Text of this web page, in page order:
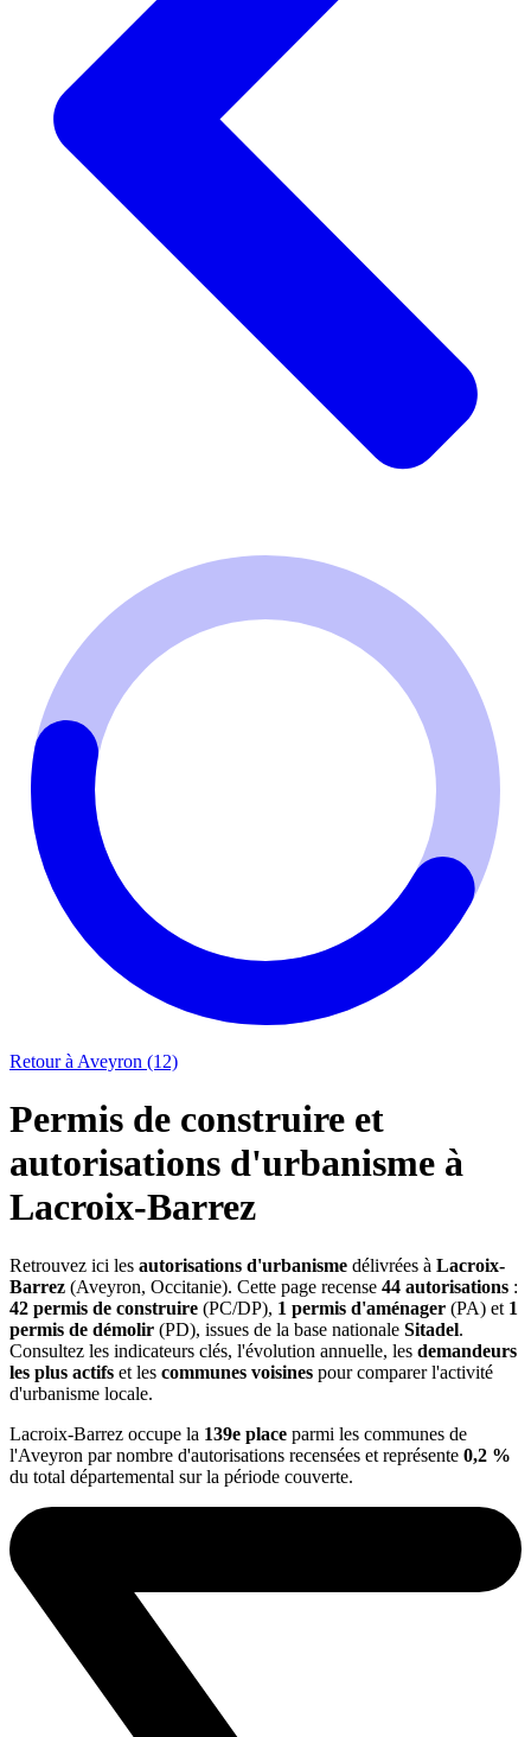
Retour à Aveyron (12)
Permis de construire et
autorisations d'urbanisme à
Lacroix-Barrez
Retrouvez ici les autorisations d'urbanisme délivrées à Lacroix-
Barrez (Aveyron, Occitanie). Cette page recense 44 autorisations :
42 permis de construire (PC/DP), 1 permis d'aménager (PA) et 1
permis de démolir (PD), issues de la base nationale Sitadel.
Consultez les indicateurs clés, l'évolution annuelle, les demandeurs
les plus actifs et les communes voisines pour comparer l'activité
d'urbanisme locale.
Lacroix-Barrez occupe la 139e place parmi les communes de
l'Aveyron par nombre d'autorisations recensées et représente 0,2 %
du total départemental sur la période couverte.